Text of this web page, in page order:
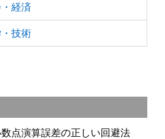
経済
技術
点演算誤差の正しい回避法